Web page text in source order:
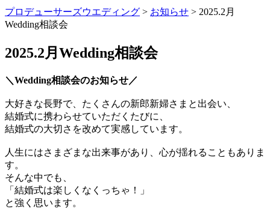
プロデューサーズウエディング > お知らせ > 2025.2月
Wedding相談会
2025.2月Wedding相談会
＼Wedding相談会のお知らせ／
大好きな長野で、たくさんの新郎新婦さまと出会い、
結婚式に携わらせていただくたびに、
結婚式の大切さを改めて実感しています。
人生にはさまざまな出来事があり、心が揺れることもありま
す。
そんな中でも、
「結婚式は楽しくなくっちゃ！」
と強く思います。